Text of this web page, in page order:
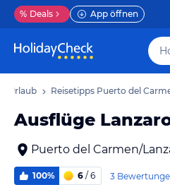
% Deals App öffnen
Urlaub Reisetipps Puerto del
Ausflüge
Puerto del Carmen/
100% 6 / 6 3